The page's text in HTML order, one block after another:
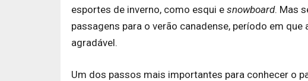
esportes de inverno, como esqui e snowboard. Mas
passagens para o verão canadense, período em
agradável.
Um dos passos mais importantes para conhecer o